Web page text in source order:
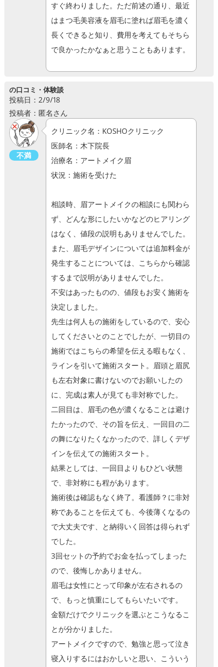
すぐ終わりました。ただ前述の通り、最近
はまつ毛美容液を眉毛に塗れば眉毛を濃く
長くできると知り、費用を考えてもそちら
で良かったかなぁと思うこともあります。
の口コミ・体験談
投稿日：2/9/18
投稿者：匿名さん
不満
クリニック名：KOSHOクリニック
医師名：木下院長
治療名：アートメイク眉
状況：施術を受けた
相談時、眉アートメイクの相談にも関わら
ず、どんな形にしたいかなどのヒアリング
はなく、値段の説明もありませんでした。
また、眉毛デザインについては追加料金が
発生することについては、こちらから確認
するまで説明がありませんでした。
不安はあったものの、値段もお安く施術を
決定しました。
先生は何人もの施術をしているので、安心
してくださいとのことでしたが、一切目の
施術ではこちらの希望を伝える暇もなく、
ラインを引いて施術スタート。眉頭と眉尻
も左右対象に書けないのでお願いしたの
に、完成は素人が見ても非対称でした。
二回目は、眉毛の色が濃くなることは避け
たかったので、その旨を伝え、一回目の二
の舞になりたくなかったので、詳しくデザ
インを伝えての施術スタート。
結果としては、一回目よりもひどい状態
で、非対称にも程があります。
施術後は確認もなく終了。看護師？に非対
称であることを伝えても、今後薄くなるの
で大丈夫です、と納得いく回答は得られず
でした。
3回セットの予約でお金を払ってしまった
ので、後悔しかありません。
眉毛は女性にとって印象が左右されるの
で、もっと慎重にしてもらいたいです。
金額だけでクリニックを選ぶとこうなるこ
とが分かりました。
アートメイクですので、勉強と思って泣き
寝入りするにはおかしいと思い、こういう